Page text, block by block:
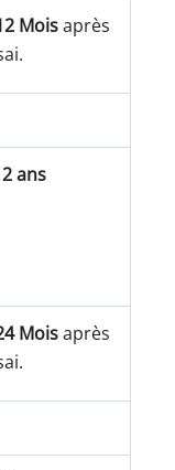
Moisaprès
ans
Moisaprès